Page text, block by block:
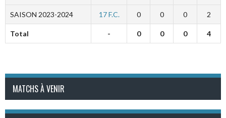
SAISON 2023-2024 17 F.C. 0 0 0 2
Total - 0 0 0 4
MATCHS À VENIR